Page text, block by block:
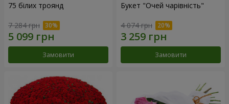
75 білих троянд
7 284 грн
Замовити
Букет "Очей чарівність"
4 074 грн
Замовити